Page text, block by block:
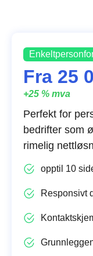
Fra 25
+25 % mva
Perfekt for
bedrifter som
rimelig
opptil 10
Responsivt